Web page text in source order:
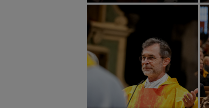
Sendungsfeier ReligionslehrerInnen